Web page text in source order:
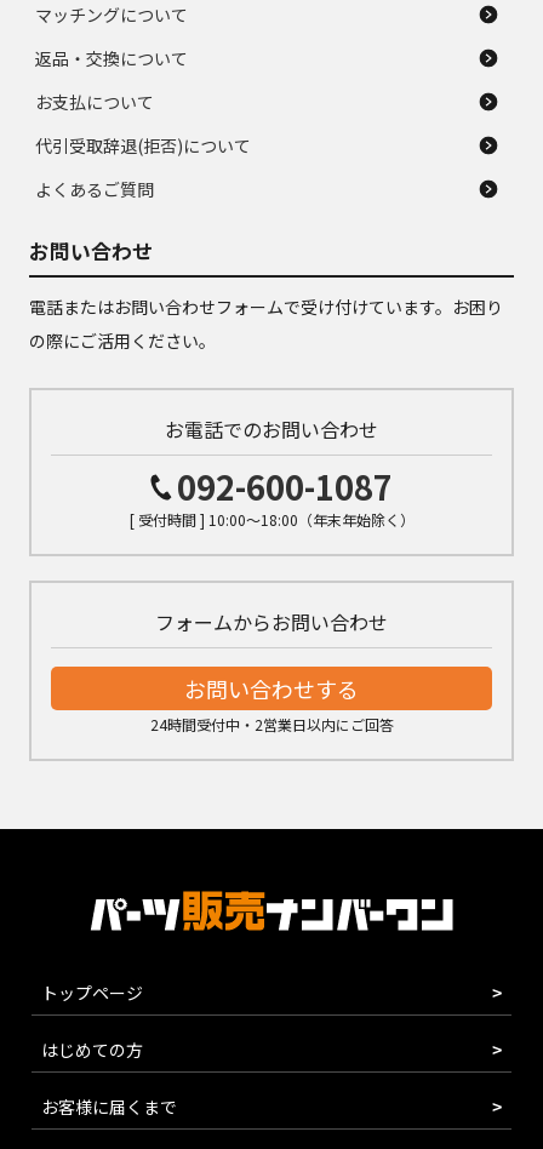
マッチングについて
返品・交換について
お支払について
代引受取辞退(拒否)について
よくあるご質問
お問い合わせ
電話またはお問い合わせフォームで受け付けています。お困り
の際にご活用ください。
お電話でのお問い合わせ
092-600-1087
[ 受付時間 ] 10:00～18:00（年末年始除く）
フォームからお問い合わせ
お問い合わせする
24時間受付中・2営業日以内にご回答
トップページ
はじめての方
お客様に届くまで